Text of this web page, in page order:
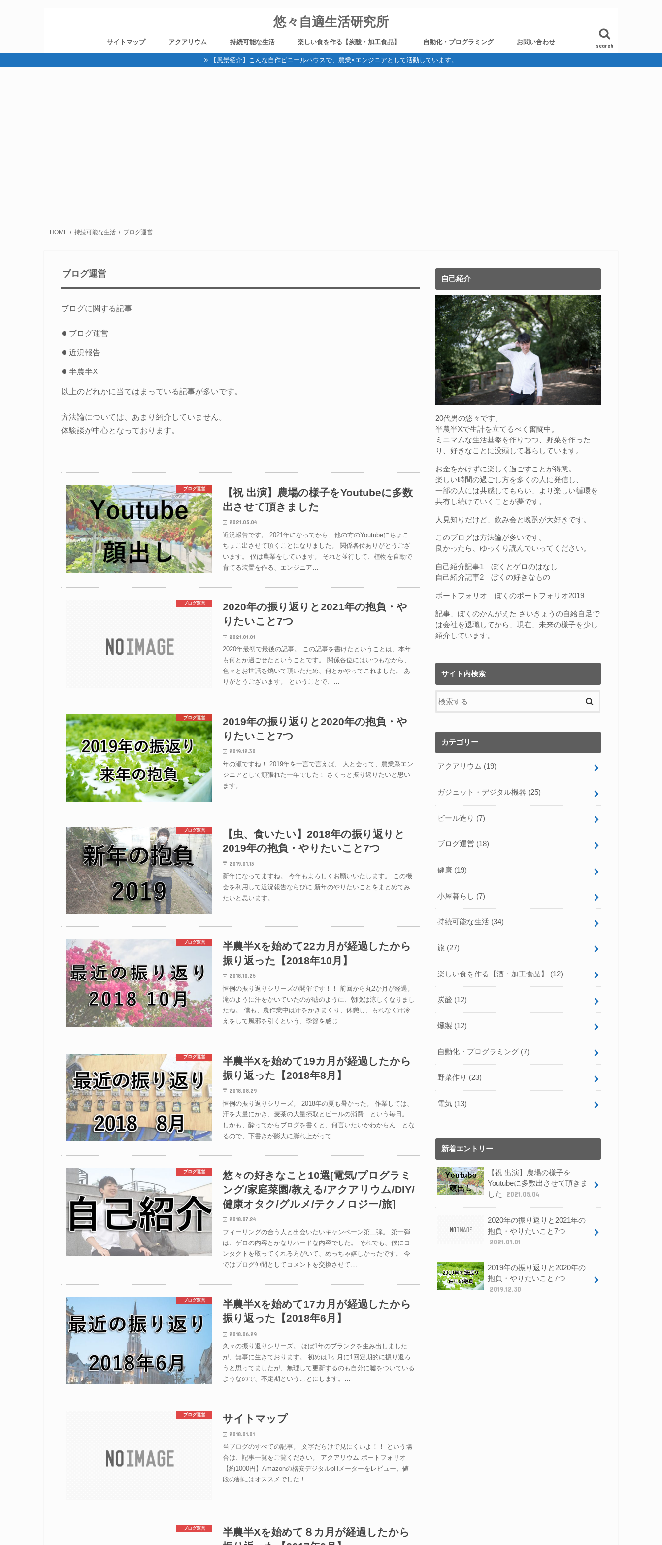
悠々自適生活研究所
search
サイトマップ アクアリウム 持続可能な生活
野菜作り
健康
ガジェット・デジタル機器
旅
ブログ運営
楽しい食を作る【炭酸・加工食品】
燻製
炭酸
ビール造り
自動化・プログラミング
電気
お問い合わせ
【風景紹介】こんな自作ビニールハウスで、農業×エンジニアとして活動しています。
HOME 持続可能な生活 ブログ運営
ブログ運営
ブログに関する記事
ブログ運営
近況報告
半農半X
以上のどれかに当てはまっている記事が多いです。
方法論については、あまり紹介していません。
体験談が中心となっております。
ブログ運営
【祝 出演】農場の様子をYoutubeに多数
出させて頂きました
2021.05.04
近況報告です。 2021年になってから、他の方のYoutubeにちょこ
ちょこ出させて頂くことになりました。 関係各位ありがとうござ
います。 僕は農業をしています。 それと並行して、植物を自動で
育てる装置を作る、エンジニア…
ブログ運営
2020年の振り返りと2021年の抱負・や
りたいこと7つ
2021.01.01
2020年最初で最後の記事。 この記事を書けたということは、本年
も何とか過ごせたということです。 関係各位にはいつもながら、
色々とお世話を焼いて頂いたため、何とかやってこれました。 あ
りがとうございます。 ということで、…
ブログ運営
2019年の振り返りと2020年の抱負・や
りたいこと7つ
2019.12.30
年の瀬ですね！ 2019年を一言で言えば、 人と会って、農業系エン
ジニアとして頑張れた一年でした！ さくっと振り返りたいと思い
ます。
ブログ運営
【虫、食いたい】2018年の振り返りと
2019年の抱負・やりたいこと7つ
2019.01.13
新年になってますね。 今年もよろしくお願いいたします。 この機
会を利用して近況報告ならびに 新年のやりたいことをまとめてみ
たいと思います。
ブログ運営
半農半Xを始めて22カ月が経過したから
振り返った【2018年10月】
2018.10.25
恒例の振り返りシリーズの開催です！！ 前回から丸2か月が経過。
滝のように汗をかいていたのが嘘のように、朝晩は涼しくなりまし
たね。 僕も、農作業中は汗をかきまくり、休憩し、もれなく汗冷
えをして風邪を引くという、季節を感じ…
ブログ運営
半農半Xを始めて19カ月が経過したから
振り返った【2018年8月】
2018.08.29
恒例の振り返りシリーズ。 2018年の夏も暑かった。 作業しては、
汗を大量にかき、麦茶の大量摂取とビールの消費…という毎日。
しかも、酔ってからブログを書くと、何言いたいかわからん…とな
るので、下書きが膨大に膨れ上がって…
ブログ運営
悠々の好きなこと10選[電気/プログラミ
ング/家庭菜園/教える/アクアリウム/DIY/
健康オタク/グルメ/テクノロジー/旅]
2018.07.24
フィーリングの合う人と出会いたいキャンペーン第二弾。 第一弾
は、ゲロの内容とかなりハードな内容でした。 それでも、僕にコ
ンタクトを取ってくれる方がいて、めっちゃ嬉しかったです。 今
ではブログ仲間としてコメントを交換させて…
ブログ運営
半農半Xを始めて17カ月が経過したから
振り返った【2018年6月】
2018.06.29
久々の振り返りシリーズ。 ほぼ1年のブランクを生み出しました
が、無事に生きております。 初めは1ヶ月に1回定期的に振り返ろ
うと思ってましたが、無理して更新するのも自分に嘘をついている
ようなので、不定期ということにします。…
ブログ運営 サイトマップ
2018.01.01
当ブログのすべての記事。 文字だらけで見にくいよ！！ という場
合は、記事一覧をご覧ください。 アクアリウム ポートフォリオ
【約1000円】Amazonの格安デジタルpHメーターをレビュー。値
段の割にはオススメでした！ …
ブログ運営
半農半Xを始めて８カ月が経過したから
自己紹介
20代男の悠々です。
半農半Xで生計を立てるべく奮闘中。
ミニマムな生活基盤を作りつつ、野菜を作った
り、好きなことに没頭して暮らしています。
お金をかけずに楽しく過ごすことが得意。
楽しい時間の過ごし方を多くの人に発信し、
一部の人には共感してもらい、より楽しい循環を
共有し続けていくことが夢です。
人見知りだけど、飲み会と晩酌が大好きです。
このブログは方法論が多いです。
良かったら、ゆっくり読んでいってください。
自己紹介記事1 ぼくとゲロのはなし
自己紹介記事2 ぼくの好きなもの
ポートフォリオ ぼくのポートフォリオ2019
記事、 ぼくのかんがえた さいきょうの自給自足で
は会社を退職してから、現在、未来の様子を少し
紹介しています。
サイト内検索
カテゴリー
アクアリウム (19)
ガジェット・デジタル機器 (25)
ビール造り (7)
ブログ運営 (18)
健康 (19)
小屋暮らし (7)
持続可能な生活 (34)
旅 (27)
楽しい食を作る【酒・加工食品】 (12)
炭酸 (12)
燻製 (12)
自動化・プログラミング (7)
野菜作り (23)
電気 (13)
新着エントリー
【祝 出演】農場の様子を
Youtubeに多数出させて頂きま
した
2021.05.04
2020年の振り返りと2021年の
抱負・やりたいこと7つ
2021.01.01
2019年の振り返りと2020年の
抱負・やりたいこと7つ
2019.12.30